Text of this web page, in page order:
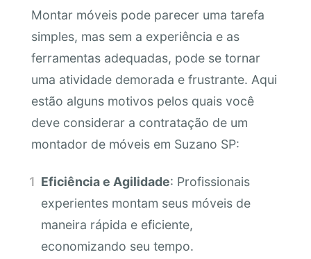
Montar móveis pode parecer uma tarefa
simples, mas sem a experiência e as
ferramentas adequadas, pode se tornar
uma atividade demorada e frustrante. Aqui
estão alguns motivos pelos quais você
deve considerar a contratação de um
montador de móveis em Suzano SP:
Eficiência e Agilidade: Profissionais
experientes montam seus móveis de
maneira rápida e eficiente,
economizando seu tempo.